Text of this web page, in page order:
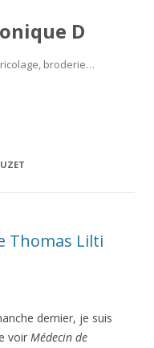
D
broderie…
Thomas Lilti
dernier, je suis
voir Médecin de